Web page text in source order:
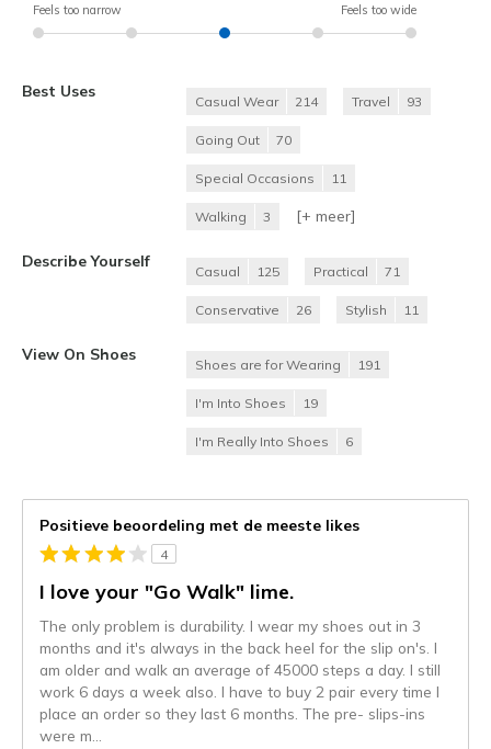
Feels too narrow Feels too wide
Best Uses
Casual Wear 214 Travel 93
Going Out 70
Special Occasions 11
Walking 3 [+ meer]
Describe Yourself
Casual 125 Practical 71
Conservative 26 Stylish 11
View On Shoes
Shoes are for Wearing 191
I'm Into Shoes 19
I'm Really Into Shoes 6
Positieve beoordeling met de meeste likes
4
I love your "Go Walk" lime.
The only problem is durability. I wear my shoes out in 3
months and it's always in the back heel for the slip on's. I
am older and walk an average of 45000 steps a day. I still
work 6 days a week also. I have to buy 2 pair every time I
place an order so they last 6 months. The pre- slips-ins
were m